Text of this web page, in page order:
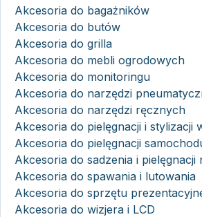
Akcesoria do bagażników
Akcesoria do butów
Akcesoria do grilla
Akcesoria do mebli ogrodowych
Akcesoria do monitoringu
Akcesoria do narzędzi
Akcesoria do narzędzi ręcznych
Akcesoria do pielęgnacji i stylizacji
Akcesoria do pielęgnacji
Akcesoria do sadzenia i pielęgnacji
Akcesoria do spawania i lutowania
Akcesoria do sprzętu
Akcesoria do wizjera i LCD